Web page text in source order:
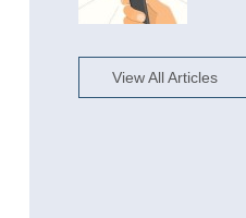
View All Articles